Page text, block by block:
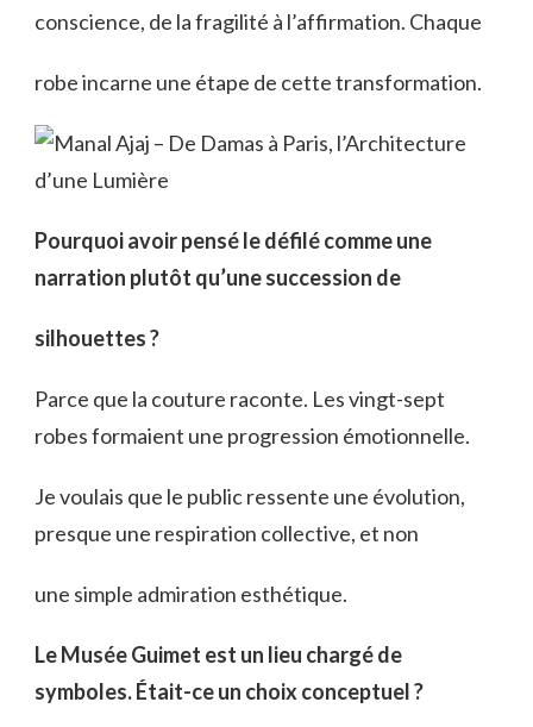
conscience, de la fragilité à l’affirmation. Chaque
robe incarne une étape de cette transformation.
Pourquoi avoir pensé le défilé comme une
narration plutôt qu’une succession de
silhouettes ?
Parce que la couture raconte. Les vingt-sept
robes formaient une progression émotionnelle.
Je voulais que le public ressente une évolution,
presque une respiration collective, et non
une simple admiration esthétique.
Le Musée Guimet est un lieu chargé de
symboles. Était-ce un choix conceptuel ?